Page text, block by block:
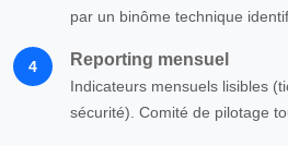
par un binôme technique
4 Reporting mensuel
Indicateurs mensuels lisibles
sécurité). Comité de pilotage